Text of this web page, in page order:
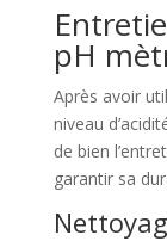
pH
Après avoir
niveau
de bien
garantir sa